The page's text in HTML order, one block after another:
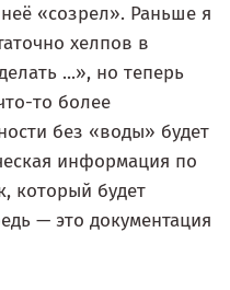
«созрел». Раньше я
хелпов в
...», но теперь
то более
без «воды» будет
информация по
который будет
— это документация